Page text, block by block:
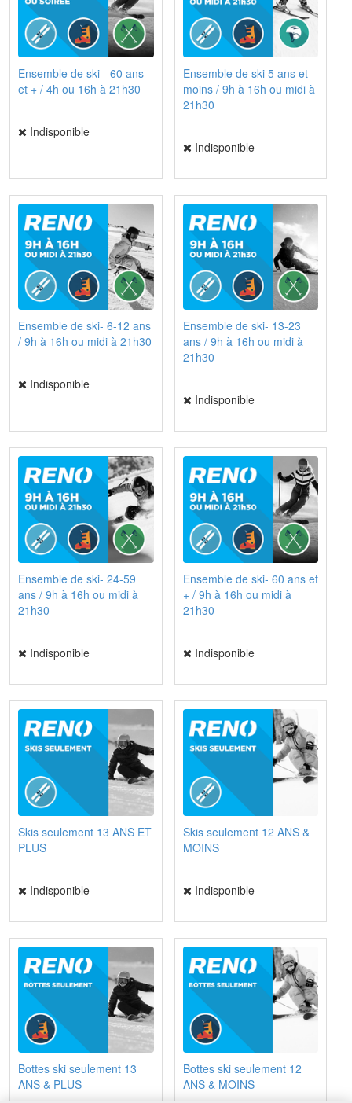
Ensemble de ski - 60 ans
et + / 4h ou 16h à 21h30
Indisponible
Ensemble de ski 5 ans et
moins / 9h à 16h ou midi à
21h30
Indisponible
Ensemble de ski- 6-12 ans
/ 9h à 16h ou midi à 21h30
Indisponible
Ensemble de ski- 13-23
ans / 9h à 16h ou midi à
21h30
Indisponible
Ensemble de ski- 24-59
ans / 9h à 16h ou midi à
21h30
Indisponible
Ensemble de ski- 60 ans et
+ / 9h à 16h ou midi à
21h30
Indisponible
Skis seulement 13 ANS ET
PLUS
Indisponible
Skis seulement 12 ANS &
MOINS
Indisponible
Bottes ski seulement 13
ANS & PLUS
Bottes ski seulement 12
ANS & MOINS